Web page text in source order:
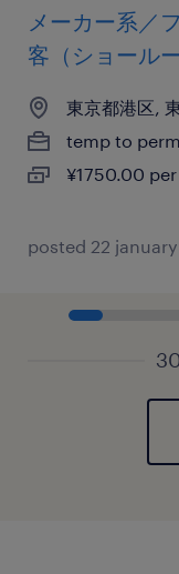
メーカー系／
客（ショール
東京都港区,
temp to perm
¥1750.00
posted 22